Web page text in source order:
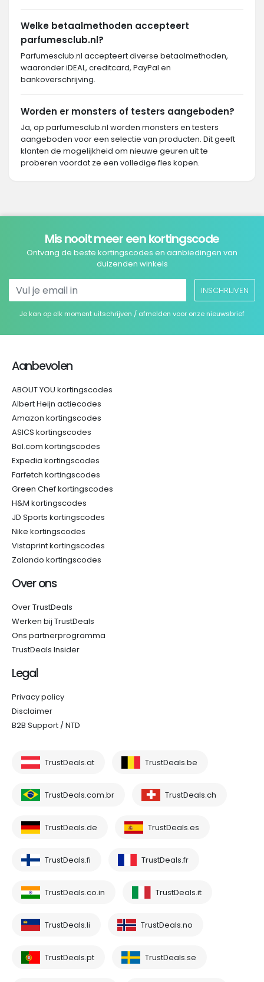
Welke betaalmethoden accepteert
parfumesclub.nl?
Parfumesclub.nl accepteert diverse betaalmethoden,
waaronder iDEAL, creditcard, PayPal en
bankoverschrijving.
Worden er monsters of testers aangeboden?
Ja, op parfumesclub.nl worden monsters en testers
aangeboden voor een selectie van producten. Dit geeft
klanten de mogelijkheid om nieuwe geuren uit te
proberen voordat ze een volledige fles kopen.
Mis nooit meer een kortingscode
Ontvang de beste kortingscodes en aanbiedingen van
duizenden winkels
INSCHRIJVEN
Je kan op elk moment uitschrijven / afmelden voor onze nieuwsbrief
Aanbevolen
ABOUT YOU kortingscodes
Albert Heijn actiecodes
Amazon kortingscodes
ASICS kortingscodes
Bol.com kortingscodes
Expedia kortingscodes
Farfetch kortingscodes
Green Chef kortingscodes
H&M kortingscodes
JD Sports kortingscodes
Nike kortingscodes
Vistaprint kortingscodes
Zalando kortingscodes
Over ons
Over TrustDeals
Werken bij TrustDeals
Ons partnerprogramma
TrustDeals Insider
Legal
Privacy policy
Disclaimer
B2B Support / NTD
TrustDeals.at TrustDeals.be
TrustDeals.com.br TrustDeals.ch
TrustDeals.de TrustDeals.es
TrustDeals.fi TrustDeals.fr
TrustDeals.co.in TrustDeals.it
TrustDeals.li TrustDeals.no
TrustDeals.pt TrustDeals.se